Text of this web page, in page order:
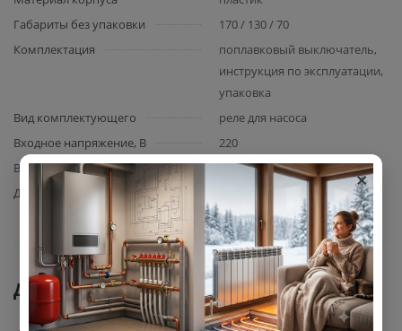
Габариты без упаковки
170 / 130 / 70
Комплектация
поплавковый выключатель,
инструкция по эксплуатации,
упаковка
Вид комплектующего
реле для насоса
Входное напряжение, В
220
Выходное напряжение, В
220
Датчик давления
Документы
×